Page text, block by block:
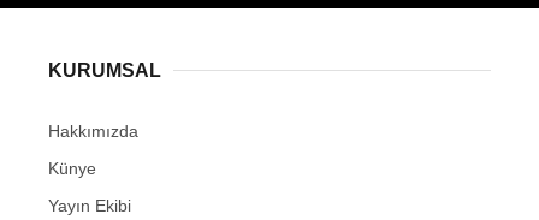
KURUMSAL
Hakkımızda
Künye
Yayın Ekibi